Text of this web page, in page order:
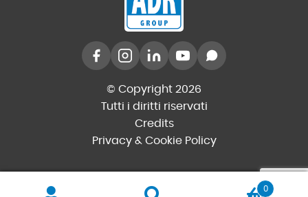
© Copyright 2026
Tutti i diritti riservati
Credits
Privacy & Cookie Policy
0